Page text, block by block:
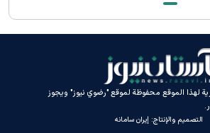
لهذا الموقع محفوظة لموقع "رضوي نيوز" ويجوز
التصميم والإنتاج: إيران سامانه